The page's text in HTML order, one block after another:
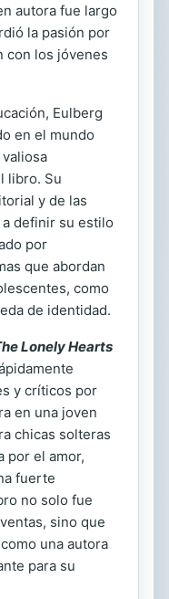
autora fue largo
la pasión por
con los jóvenes
Eulberg
en el mundo
libro. Su
y de las
definir su estilo
por
que abordan
como
de identidad.
Lonely Hearts
y críticos por
en una joven
chicas solteras
por el amor,
fuerte
no solo fue
sino que
una autora
para su